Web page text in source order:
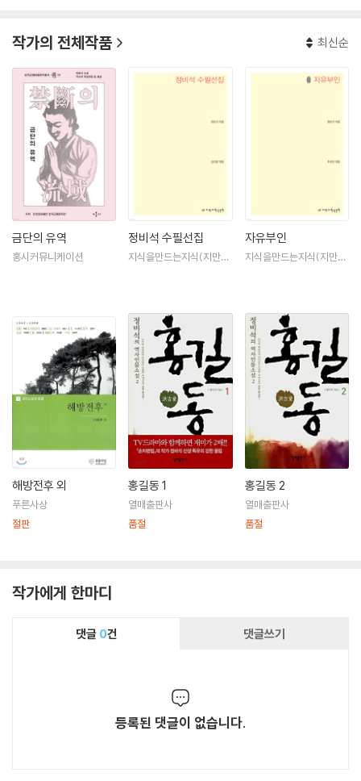
1981년 장편『손자병법孫子兵法』을 한국경제신문에 연재 (4권 발행)하
였으며 1983년 장편『초한지楚漢誌』를 한국경제신문에 연재 (5권 발행)
하였다. 1988년 장편『소설 김삿갓』 발행 (5권)하였으며 1991년 숙환으
로 별세하였다. 작가는 생전에 33종 66권의 저서를 남겼다.
작가의 전체작품 최신순
금단의 유역
홍시커뮤니케이션
정비석 수필선집
지식을만드는지식(지만
자유부인
지식을만드는지식(지만
해방전후 외
푸른사상
절판
홍길동 1
열매출판사
품절
홍길동 2
열매출판사
품절
작가에게 한마디
댓글 0건 댓글쓰기
등록된 댓글이 없습니다.